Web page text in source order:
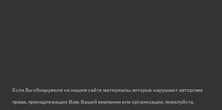
Если Вы обнаружили на нашем сайте материалы, которые нарушают авторские
права, принадлежащие Вам, Вашей компании или организации, пожалуйста,